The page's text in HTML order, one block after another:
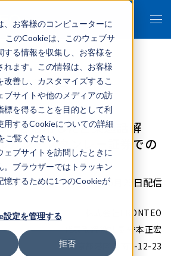
、お客様のコンピューターに
このCookieは、このウェブサ
する情報を収集し、お客様を
れます。この情報は、お客様
善し、カスタマイズするこ
ブサイトや他のメディアの訪
標を得ることを目的として利
用するCookieについての詳細
ご覧ください。
ェブサイトを訪問したときに
。ブラウザーではトラッキン
憶するために1つのCookieが
定を管理する
拒否
- 報道関係者各位 -
を活用した営業通話解
ガン・スタンレー証券での
2021年06月28日配信
株式会社FRONTEO
代表取締役社長 守本正宏
東京都港区港南2-12-23